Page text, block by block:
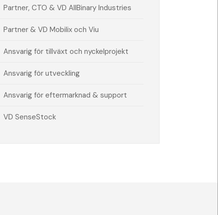
Partner, CTO & VD AllBinary Industries
Partner & VD Mobilix och Viu
Ansvarig för tillväxt och nyckelprojekt
Ansvarig för utveckling
Ansvarig för eftermarknad & support
VD SenseStock